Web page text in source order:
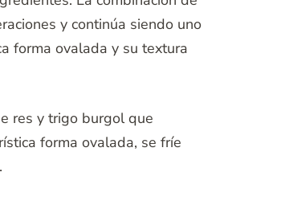
y continúa siendo uno
forma ovalada y su textura
res y trigo burgol que
forma ovalada, se fríe